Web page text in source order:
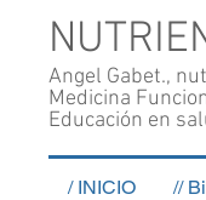
Angel Gabet.,
Medicina
Educación en
/ INICIO //